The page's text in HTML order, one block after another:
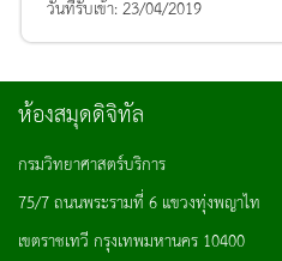
วันที่รับเข้า:23/04/2019
ห้องสมุดดิจิทัล
กรมวิทยาศาสตร์บริการ
75/7 ถนนพระรามที่ 6 แขวงทุ่งพญาไท
เขตราชเทวี กรุงเทพมหานคร 10400